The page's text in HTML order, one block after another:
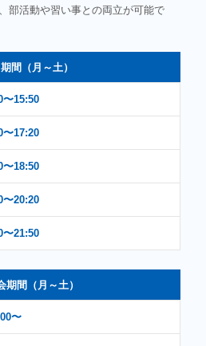
部活動や習い事との両立が可能で
間（月～土）
〜15:50
〜17:20
〜18:50
〜20:20
〜21:50
期間（月～土）
〜